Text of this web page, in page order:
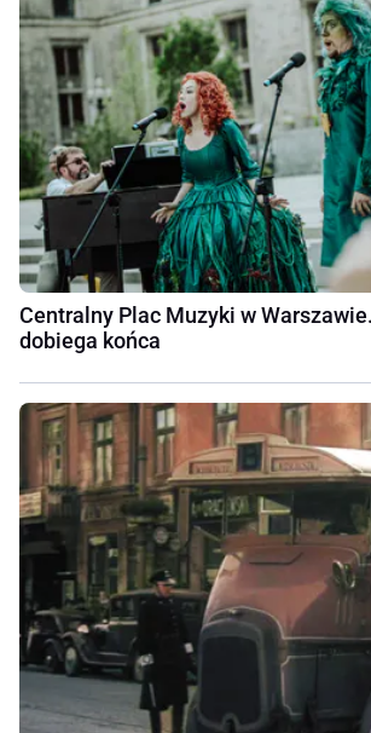
Centralny Plac Muzyki w
dobiega końca